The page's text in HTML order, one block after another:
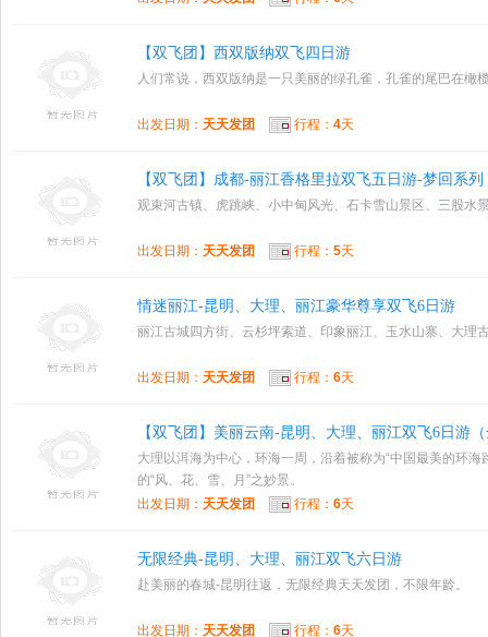
【双飞团】西双版纳双飞四日游
人们常说，西双版纳是一只美丽的绿孔雀，孔雀的尾巴在橄
出发日期： 天天发团 行程： 4天
【双飞团】成都-丽江香格里拉双飞五日游-梦回系列
观束河古镇、虎跳峡、小中甸风光、石卡雪山景区、三股水
出发日期： 天天发团 行程： 5天
情迷丽江-昆明、大理、丽江豪华尊享双飞6日游
丽江古城四方街、云杉坪索道、印象丽江、玉水山寨、大理
出发日期： 天天发团 行程： 6天
【双飞团】美丽云南-昆明、大理、丽江双飞6日游
大理以洱海为中心，环海一周，沿着被称为“中国最美的环
的“风、花、雪、月”之妙景。
出发日期： 天天发团 行程： 6天
无限经典-昆明、大理、丽江双飞六日游
赴美丽的春城-昆明往返，无限经典天天发团，不限年龄。
出发日期： 天天发团 行程： 6天